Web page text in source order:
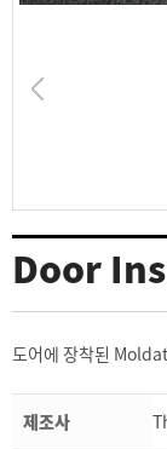
Door
도어에 장착된
제조사